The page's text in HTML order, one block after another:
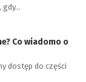
gdy…
Co wiadomo o
dostęp do części